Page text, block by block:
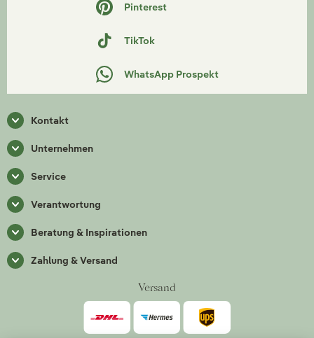
Pinterest
TikTok
WhatsApp Prospekt
Kontakt
Unternehmen
Service
Verantwortung
Beratung & Inspirationen
Zahlung & Versand
Versand